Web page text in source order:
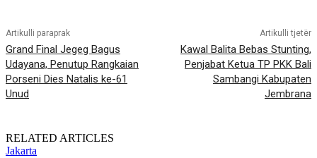
Artikulli paraprak
Grand Final Jegeg Bagus
Udayana, Penutup Rangkaian
Porseni Dies Natalis ke-61
Unud
Artikulli tjetër
Kawal Balita Bebas Stunting,
Penjabat Ketua TP PKK Bali
Sambangi Kabupaten
Jembrana
RELATED ARTICLES
Jakarta